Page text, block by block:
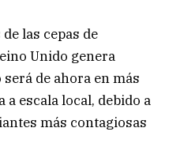
las cepas de
Unido genera
de ahora en más
escala local, debido a
más contagiosas